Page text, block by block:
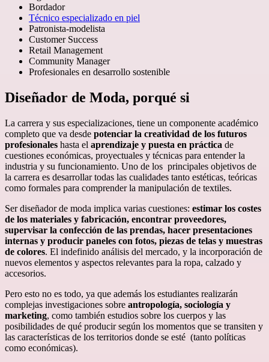
Bordador
Técnico especializado en piel
Patronista-modelista
Customer Success
Retail Management
Community Manager
Profesionales en desarrollo sostenible
Diseñador de Moda, porqué si
La carrera y sus especializaciones, tiene un componente académico
completo que va desde potenciar la creatividad de los futuros
profesionales hasta el aprendizaje y puesta en práctica de
cuestiones económicas, proyectuales y técnicas para entender la
industria y su funcionamiento. Uno de los principales objetivos de
la carrera es desarrollar todas las cualidades tanto estéticas, teóricas
como formales para comprender la manipulación de textiles.
Ser diseñador de moda implica varias cuestiones: estimar los costes
de los materiales y fabricación, encontrar proveedores,
supervisar la confección de las prendas, hacer presentaciones
internas y producir paneles con fotos, piezas de telas y muestras
de colores. El indefinido análisis del mercado, y la incorporación de
nuevos elementos y aspectos relevantes para la ropa, calzado y
accesorios.
Pero esto no es todo, ya que además los estudiantes realizarán
complejas investigaciones sobre antropología, sociología y
marketing, como también estudios sobre los cuerpos y las
posibilidades de qué producir según los momentos que se transiten y
las características de los territorios donde se esté (tanto políticas
como económicas).